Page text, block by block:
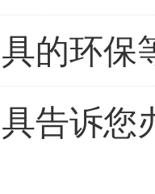
的环保
告诉您